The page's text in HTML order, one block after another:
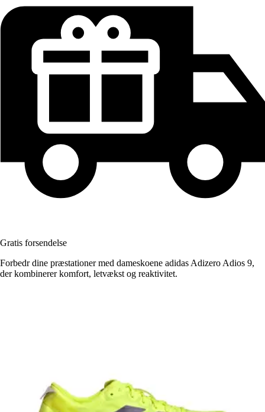
Gratis forsendelse
Forbedr dine præstationer med dameskoene adidas Adizero Adios 9,
der kombinerer komfort, letvækst og reaktivitet.